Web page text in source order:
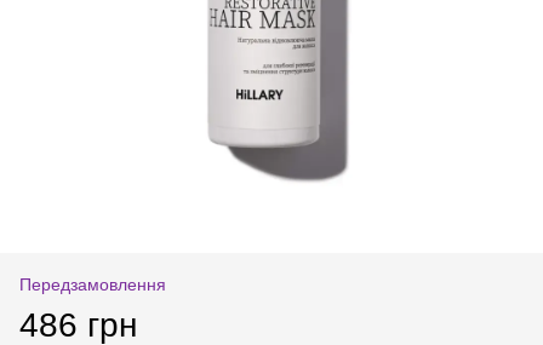
Передзамовлення
486 грн